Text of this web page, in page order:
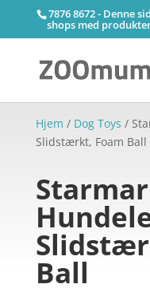
7876 8672 - Denne
shops med
Hjem / Dog Toys /
Slidstærkt, Foam Ball
Ball